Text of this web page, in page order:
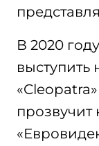
В 2020
выступить
прозвучит